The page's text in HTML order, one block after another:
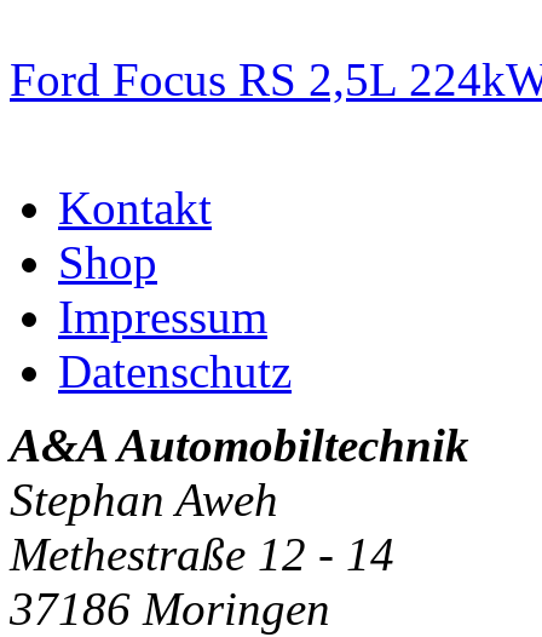
Ford Focus RS 2,5L
Kontakt
Shop
Impressum
Datenschutz
A&A Automobiltechnik
Stephan Aweh
Methestraße 12 - 14
37186 Moringen